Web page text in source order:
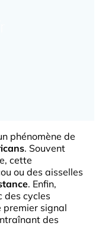
phénomène de
. Souvent
cette
ou des aisselles
. Enfin,
des cycles
premier signal
des